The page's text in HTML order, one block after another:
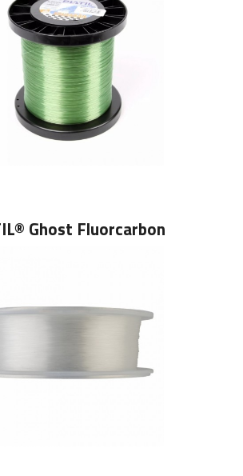
Ghost Fluorcarbon